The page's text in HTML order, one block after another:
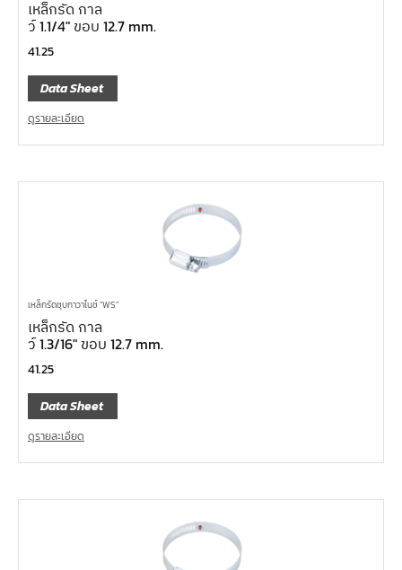
เหล็กรัด กาล
ว์ 1.1/4″ ขอบ 12.7 mm.
41.25
Data Sheet
ดูรายละเอียด
เหล็กรัดชุบกาวาไนซ์ "WS"
เหล็กรัด กาล
ว์ 1.3/16″ ขอบ 12.7 mm.
41.25
Data Sheet
ดูรายละเอียด